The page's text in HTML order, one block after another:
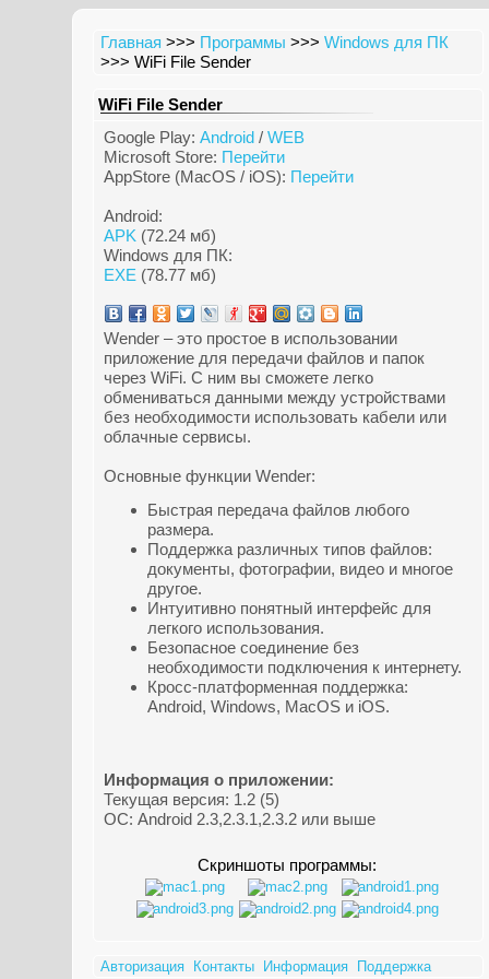
Главная >>> Программы >>>Windows для ПК
>>> WiFi File Sender
WiFi File Sender
Google Play:Android /WEB
Microsoft Store: Перейти
AppStore (MacOS / iOS): Перейти
Android:
APK (72.24 мб)
Windows для ПК:
EXE (78.77 мб)
Wender – это простое в использовании
приложение для передачи файлов и папок
через WiFi. С ним вы сможете легко
обмениваться данными между устройствами
без необходимости использовать кабели или
облачные сервисы.
Основные функции Wender:
Быстрая передача файлов любого
размера.
Поддержка различных типов файлов:
документы, фотографии, видео и многое
другое.
Интуитивно понятный интерфейс для
легкого использования.
Безопасное соединение без
необходимости подключения к интернету.
Кросс-платформенная поддержка:
Android, Windows, MacOS и iOS.
Информация о приложении:
Текущая версия: 1.2 (5)
ОС: Android 2.3,2.3.1,2.3.2 или выше
Скриншоты программы:
Авторизация Контакты Информация Поддержка